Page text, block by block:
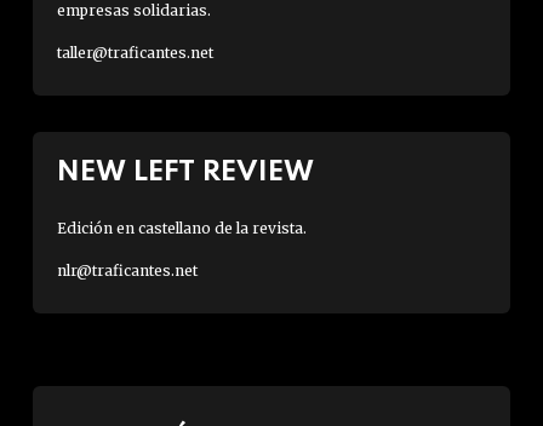
empresas solidarias.
taller@traficantes.net
NEW LEFT REVIEW
Edición en castellano de la revista.
nlr@traficantes.net